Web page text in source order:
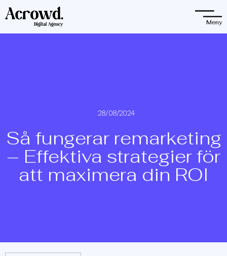
Observera:
Denna
Meny
28/08/2024
Så fungerar remarketing
– Effektiva strategier för
att maximera din ROI